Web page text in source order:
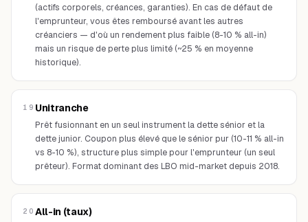
(actifs corporels, créances, garanties). En cas de défaut de
l'emprunteur, vous êtes remboursé avant les autres
créanciers — d'où un rendement plus faible (8-10 % all-in)
mais un risque de perte plus limité (~25 % en moyenne
historique).
19 Unitranche
Prêt fusionnant en un seul instrument la dette sénior et la
dette junior. Coupon plus élevé que le sénior pur (10-11 % all-in
vs 8-10 %), structure plus simple pour l'emprunteur (un seul
prêteur). Format dominant des LBO mid-market depuis 2018.
20 All-in (taux)